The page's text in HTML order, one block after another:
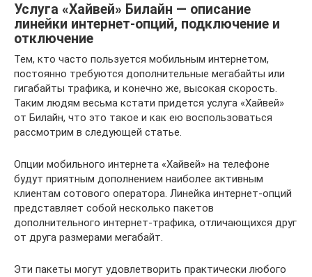
Услуга «Хайвей» Билайн — описание
линейки интернет-опций, подключение и
отключение
Тем, кто часто пользуется мобильным интернетом,
постоянно требуются дополнительные мегабайты или
гигабайты трафика, и конечно же, высокая скорость.
Таким людям весьма кстати придется услуга «Хайвей»
от Билайн, что это такое и как ею воспользоваться
рассмотрим в следующей статье.
Опции мобильного интернета «Хайвей» на телефоне
будут приятным дополнением наиболее активным
клиентам сотового оператора. Линейка интернет-опций
представляет собой несколько пакетов
дополнительного интернет-трафика, отличающихся друг
от друга размерами мегабайт.
Эти пакеты могут удовлетворить практически любого